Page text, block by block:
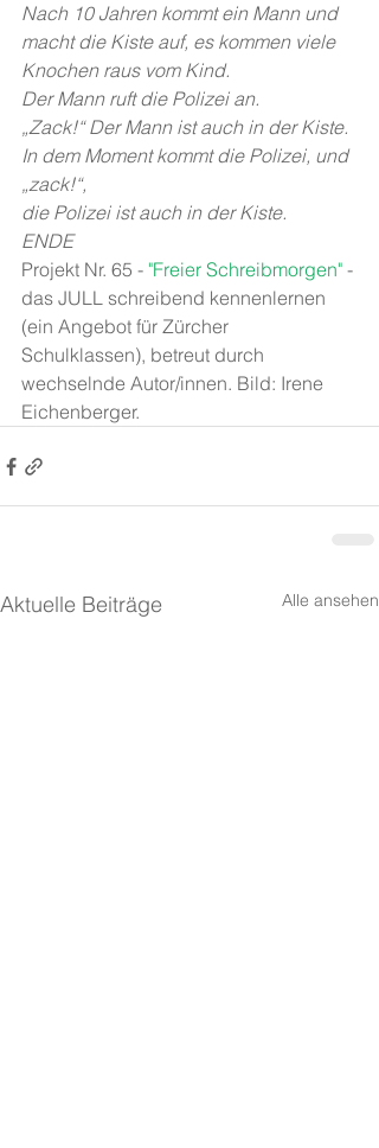
Nach 10 Jahren kommt ein Mann und
macht die Kiste auf, es kommen viele
Knochen raus vom Kind.
Der Mann ruft die Polizei an.
„Zack!“ Der Mann ist auch in der Kiste.
In dem Moment kommt die Polizei, und
„zack!“,
die Polizei ist auch in der Kiste.
ENDE
Projekt Nr. 65 - "Freier Schreibmorgen" -
das JULL schreibend kennenlernen
(ein Angebot für Zürcher
Schulklassen), betreut durch
wechselnde Autor/innen. Bild: Irene
Eichenberger.
Aktuelle Beiträge Alle ansehen